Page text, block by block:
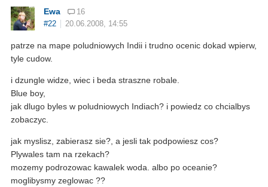
Ewa
16
#22
20.06.2008, 14:55
patrze na mape poludniowych Indii i trudno ocenic dokad wpierw,
tyle cudow.
i dzungle widze, wiec i beda straszne robale.
Blue boy,
jak dlugo byles w poludniowych Indiach? i powiedz co chcialbys
zobaczyc.
jak myslisz, zabierasz sie?, a jesli tak podpowiesz cos?
Plywales tam na rzekach?
mozemy podrozowac kawalek woda. albo po oceanie?
moglibysmy zeglowac ??